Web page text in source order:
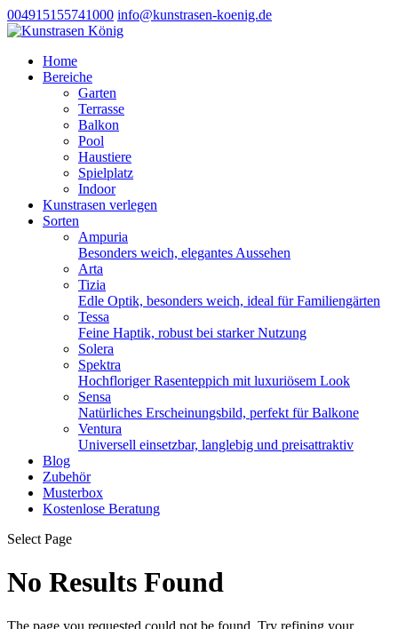
004915155741000 info@kunstrasen-koenig.de
Home
Bereiche
Garten
Terrasse
Balkon
Pool
Haustiere
Spielplatz
Indoor
Kunstrasen verlegen
Sorten
Ampuria
Besonders weich, elegantes Aussehen
Arta
Tizia
Edle Optik, besonders weich, ideal für Familiengärten
Tessa
Feine Haptik, robust bei starker Nutzung
Solera
Spektra
Hochfloriger Rasenteppich mit luxuriösem Look
Sensa
Natürliches Erscheinungsbild, perfekt für Balkone
Ventura
Universell einsetzbar, langlebig und preisattraktiv
Blog
Zubehör
Musterbox
Kostenlose Beratung
Select Page
No Results Found
The page you requested could not be found. Try refining your